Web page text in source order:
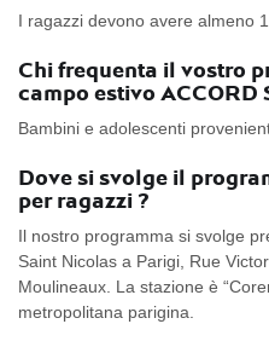
I ragazzi devono avere almeno
Chi frequenta il vostro
campo estivo
Bambini e adolescenti
Dove si svolge il
per ragazzi ?
Il nostro programma si svolge
Saint Nicolas a Parigi, Rue
Moulineaux. La stazione è
metropolitana parigina.